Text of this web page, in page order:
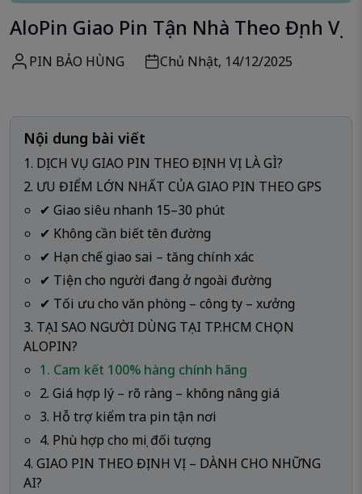
AloPin Giao Pin Tận Nhà Theo Định Vị
PIN BẢO HÙNG Chủ Nhật, 14/12/2025
Nội dung bài viết
1. DỊCH VỤ GIAO PIN THEO ĐỊNH VỊ LÀ GÌ?
2. ƯU ĐIỂM LỚN NHẤT CỦA GIAO PIN THEO GPS
✔ Giao siêu nhanh 15–30 phút
✔ Không cần biết tên đường
✔ Hạn chế giao sai – tăng chính xác
✔ Tiện cho người đang ở ngoài đường
✔ Tối ưu cho văn phòng – công ty – xưởng
3. TẠI SAO NGƯỜI DÙNG TẠI TP.HCM CHỌN
ALOPIN?
1. Cam kết 100% hàng chính hãng
2. Giá hợp lý – rõ ràng – không nâng giá
3. Hỗ trợ kiểm tra pin tận nơi
4. Phù hợp cho mọi đối tượng
4. GIAO PIN THEO ĐỊNH VỊ – DÀNH CHO NHỮNG
AI?